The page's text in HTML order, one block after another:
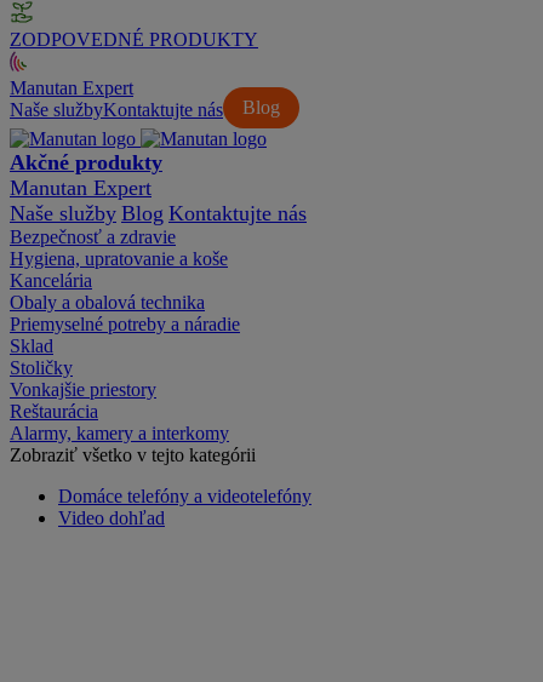
ZODPOVEDNÉ PRODUKTY
Manutan Expert
Naše služby
Blog
Kontaktujte nás
Akčné produkty
Manutan Expert
Naše služby Blog Kontaktujte nás
Bezpečnosť a zdravie
Hygiena, upratovanie a koše
Kancelária
Obaly a obalová technika
Priemyselné potreby a náradie
Sklad
Stoličky
Vonkajšie priestory
Reštaurácia
Alarmy, kamery a interkomy
Zobraziť všetko v tejto kategórii
Domáce telefóny a videotelefóny
Video dohľad